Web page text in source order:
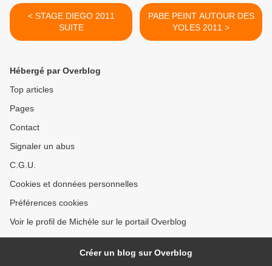
< STAGE DIEGO 2011
SUITE
PABE PEINT AUTOUR DES
YOLES 2011 >
Hébergé par Overblog
Top articles
Pages
Contact
Signaler un abus
C.G.U.
Cookies et données personnelles
Préférences cookies
Voir le profil de Michèle sur le portail Overblog
Créer un blog sur Overblog